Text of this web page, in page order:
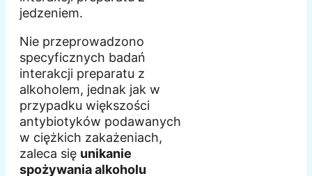
jedzeniem.
Nie przeprowadzono
specyficznych badań
interakcji preparatu z
alkoholem, jednak jak w
przypadku większości
antybiotyków podawanych
w ciężkich zakażeniach,
zaleca się unikanie
spożywania alkoholu